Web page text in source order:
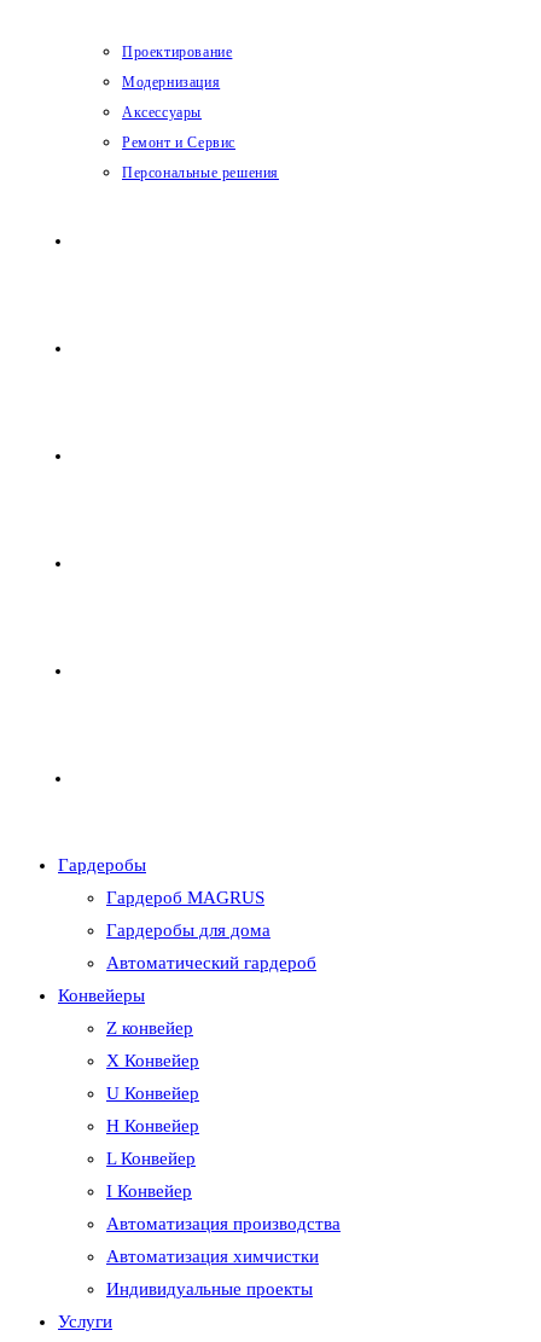
Проектирование
Модернизация
Аксессуары
Ремонт и Сервис
Персональные решения
Гардеробы
Гардероб MAGRUS
Гардеробы для дома
Автоматический гардероб
Конвейеры
Z конвейер
X Конвейер
U Конвейер
H Конвейер
L Конвейер
I Конвейер
Автоматизация производства
Автоматизация химчистки
Индивидуальные проекты
Услуги